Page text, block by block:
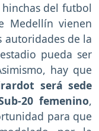
hinchas del futbol
Medellín vienen
autoridades de la
pueda ser
hay que
será sede
20 femenino,
para que